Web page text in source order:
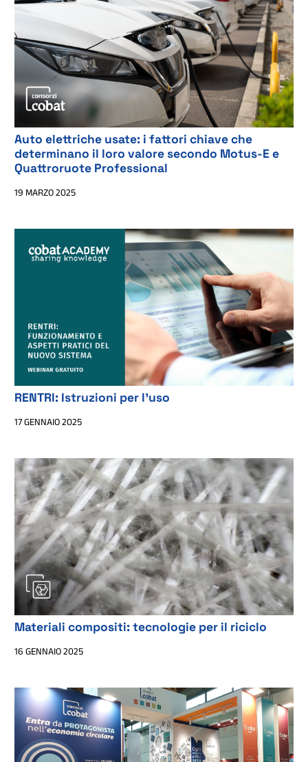
Auto elettriche usate: i fattori chiave che
determinano il loro valore secondo Motus-E e
Quattroruote Professional
19 MARZO 2025
RENTRI: Istruzioni per l’uso
17 GENNAIO 2025
Materiali compositi: tecnologie per il riciclo
16 GENNAIO 2025